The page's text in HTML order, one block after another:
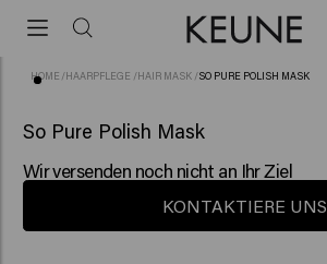
HOME /HAARPFLEGE /HAIR MASK /SO PURE POLISH MASK
So Pure Polish Mask
Wir versenden noch nicht an Ihr Ziel
KONTAKTIERE UNS